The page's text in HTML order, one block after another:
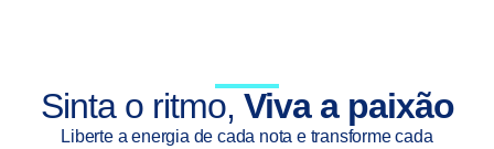
Sinta o ritmo, Viva a paixão
Liberte a energia de cada nota e transforme cada